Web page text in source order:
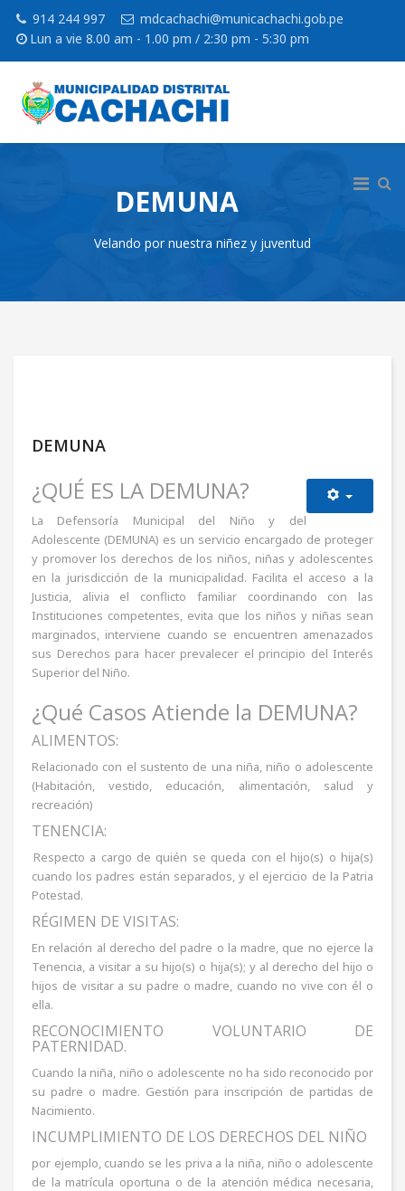
914 244 997
mdcachachi@municachachi.gob.pe
Lun a vie 8.00 am - 1.00 pm / 2:30 pm - 5:30 pm
DEMUNA
Velando por nuestra niñez y juventud
DEMUNA
¿QUÉ ES LA DEMUNA?
La Defensoría Municipal del Niño y del
Adolescente (DEMUNA) es un servicio encargado de proteger
y promover los derechos de los niños, niñas y adolescentes
en la jurisdicción de la municipalidad. Facilita el acceso a la
Justicia, alivia el conflicto familiar coordinando con las
Instituciones competentes, evita que los niños y niñas sean
marginados, interviene cuando se encuentren amenazados
sus Derechos para hacer prevalecer el principio del Interés
Superior del Niño.
¿Qué Casos Atiende la DEMUNA?
ALIMENTOS:
Relacionado con el sustento de una niña, niño o adolescente
(Habitación, vestido, educación, alimentación, salud y
recreación)
TENENCIA:
Respecto a cargo de quién se queda con el hijo(s) o hija(s)
cuando los padres están separados, y el ejercicio de la Patria
Potestad.
RÉGIMEN DE VISITAS:
En relación al derecho del padre o la madre, que no ejerce la
Tenencia, a visitar a su hijo(s) o hija(s); y al derecho del hijo o
hijos de visitar a su padre o madre, cuando no vive con él o
ella.
RECONOCIMIENTO VOLUNTARIO DE
PATERNIDAD.
Cuando la niña, niño o adolescente no ha sido reconocido por
su padre o madre. Gestión para inscripción de partidas de
Nacimiento.
INCUMPLIMIENTO DE LOS DERECHOS DEL NIÑO
por ejemplo, cuando se les priva a la niña, niño o adolescente
de la matrícula oportuna o de la atención médica necesaria,